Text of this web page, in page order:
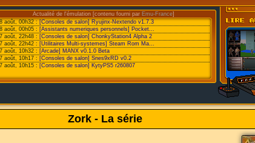
Actualité de l'émulation [contenu fourni par Emu-France]
août, 00h32 :[Consoles de salon] Ryujinx-Nextendo v1.7.3
août, 00h05 : [Assistants numeriques personnels] Pocket...
août, 22h48 : [Consoles de salon] ChonkyStation4 Alpha 2
août, 22h42 : [Utilitaires Multi-systemes] Steam Rom Ma...
août, 10h32 : [Arcade] MANX v0.1.0 Beta
août, 10h17 : [Consoles de salon] Snes9xRD v0.2
août, 10h15 : [Consoles de salon] KytyPS5 r260807
Zork - La série